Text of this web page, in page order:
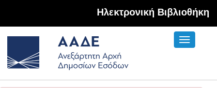
Hλεκτρονική Βιβλιοθήκη
Toggle